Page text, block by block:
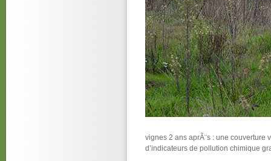
vignes 2 ans aprÃ¨s : une couverture
d’indicateurs de pollution chimique